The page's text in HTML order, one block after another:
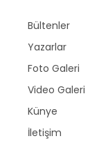
Bültenler
Yazarlar
Foto Galeri
Video Galeri
Künye
İletişim